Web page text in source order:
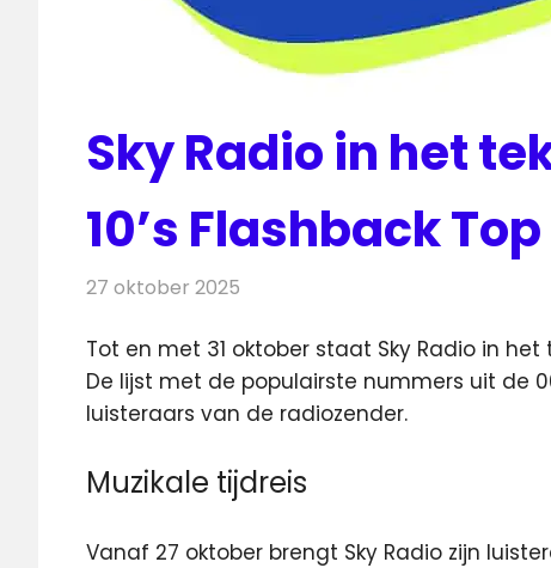
Sky Radio in het
10’s Flashback
27 oktober 2025
Tot en met 31 oktober staat Sky Radio in het
De lijst met de populairste nummers uit de
luisteraars van de radiozender.
Muzikale tijdreis
Vanaf 27 oktober brengt Sky Radio zijn